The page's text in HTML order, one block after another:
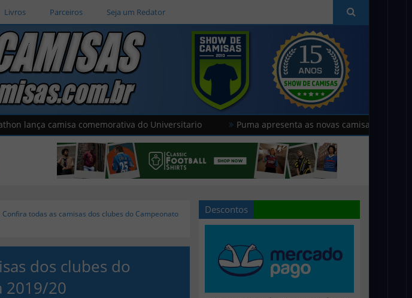
Livros Parceiros Seja um Redator
camisa comemorativa do Universitario Puma apresenta as novas camisas do Stade de Reims
Confira todas as camisas dos clubes do Campeonato
dos clubes do
2019/20
Descontos